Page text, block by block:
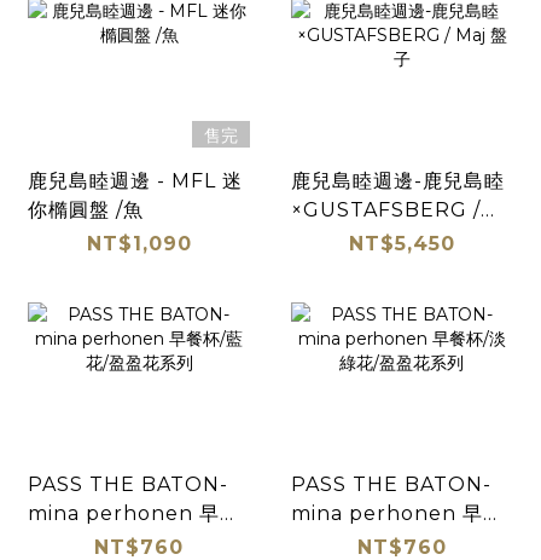
售完
鹿兒島睦週邊 - MFL 迷
你橢圓盤 /魚
NT$1,090
鹿兒島睦週邊-鹿兒島睦
×GUSTAFSBERG /
Maj 盤子NT$5,450
PASS THE BATON-
mina perhonen 早餐
杯/藍花/盈盈花系列
NT$760
PASS THE BATON-
mina perhonen 早餐
杯/淡綠花/盈盈花系列
NT$760